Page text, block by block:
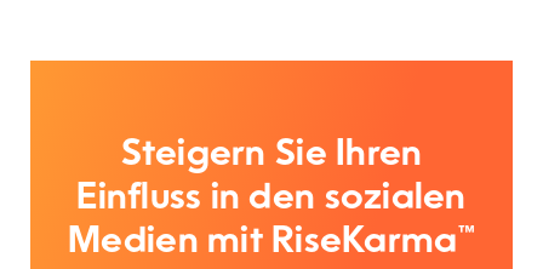
Steigern Sie Ihren
Einfluss in den sozialen
Medien mit RiseKarma™